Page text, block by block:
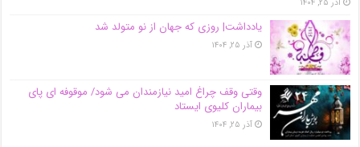
یادداشت| روزی که جهان از نو متولد شد
آذر ۲۵, ۱۴۰۴
وقتی وقف چراغ امید نیازمندان می شود/ موقوفه ای پای
بیماران کلیوی ایستاد
آذر ۲۵, ۱۴۰۴